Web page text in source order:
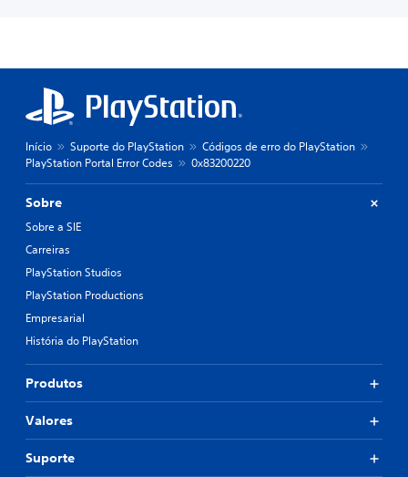
Início Suporte do PlayStation
Códigos de erro do PlayStation
PlayStation Portal Error Codes
0x83200220
Sobre
Sobre a SIE
Carreiras
PlayStation Studios
PlayStation Productions
Empresarial
História do PlayStation
Produtos
Valores
Suporte